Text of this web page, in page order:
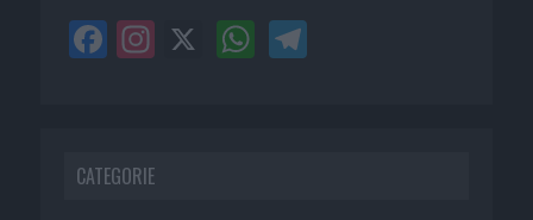
CATEGORIE